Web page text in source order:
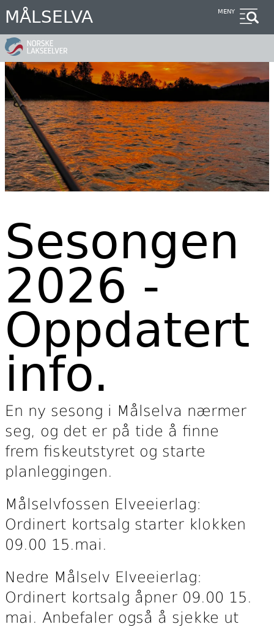
Hopp
til
hovedinnhold
MÅLSELVA MENY
Sesongen
2026 -
Oppdatert
info.
En ny sesong i Målselva nærmer
seg, og det er på tide å finne
frem fiskeutstyret og starte
planleggingen.
Målselvfossen Elveeierlag:
Ordinert kortsalg starter klokken
09.00 15.mai.
Nedre Målselv Elveeierlag:
Ordinert kortsalg åpner 09.00 15.
mai. Anbefaler også å sjekke ut